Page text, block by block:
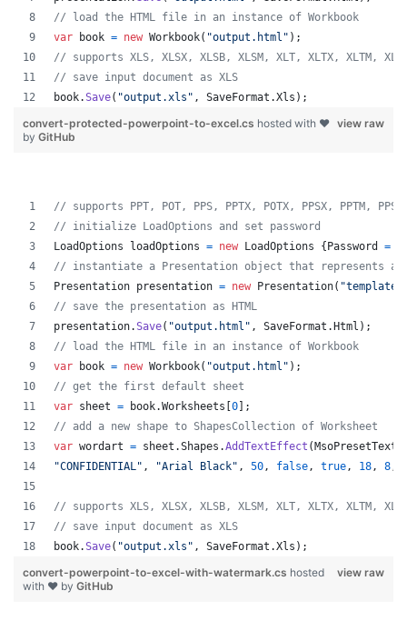
// load the HTML file in an instance of Workbook
var
book = new Workbook( "output.html" ) ;
// supports XLS, XLSX, XLSB, XLSM, XLT, XLTX, XLTM,
// save input document as XLS
book.Save( "output.xls" , SaveFormat .Xls ) ;
view raw
convert-protected-powerpoint-to-excel.cs hosted with ❤
by GitHub
// supports PPT, POT, PPS, PPTX, POTX, PPSX, PPTM,
// initialize LoadOptions and set password
LoadOptions
loadOptions = new LoadOptions { Password =
// instantiate a Presentation object that represents a
Presentation presentation = new Presentation(
// save the presentation as HTML
presentation.Save( "output.html" , SaveFormat . Html ) ;
// load the HTML file in an instance of Workbook
var
book = new Workbook( "output.html" ) ;
// get the first default sheet
var sheet = book.Worksheets 0
;
// add a new shape to ShapesCollection of Worksheet
var wordart = sheet .Shapes .AddTextEffect (
"CONFIDENTIAL" , "Arial Black" , 50, false, true, 18, 8,
// supports XLS, XLSX, XLSB, XLSM, XLT, XLTX, XLTM,
// save input document as XLS
book.Save( "output.xls" , SaveFormat .Xls ) ;
view raw
convert-powerpoint-to-excel-with-watermark.cs hosted
with ❤ by GitHub